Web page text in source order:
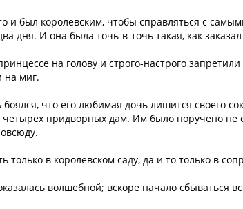
и был королевским, чтобы справляться с
дня. И она была точь-в-точь такая, как
на голову и строго-настрого
на миг.
боялся, что его любимая дочь лишится своего
придворных дам. Им было поручено не
только в королевском саду, да и то только в
волшебной; вскоре начало сбываться